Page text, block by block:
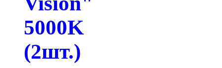
5000K
(2шт.)